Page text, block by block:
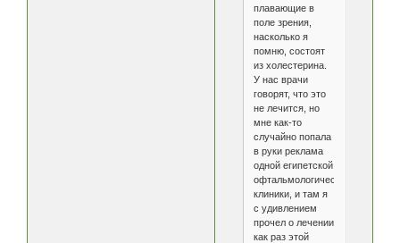
плавающие в
поле зрения,
насколько я
помню, состоят
из холестерина.
У нас врачи
говорят, что это
не лечится, но
мне как-то
случайно попала
в руки реклама
одной египетской
офтальмологической
клиники, и там я
с удивлением
прочел о лечении
как раз этой